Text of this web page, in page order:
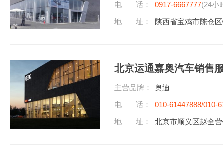
电 话：
0917-6667777(24小
地 址：
陕西省宝鸡市陈仓
北京运通嘉奥汽车销售
主营品牌：
奥迪
电 话：
010-61447888/010-
地 址：
北京市顺义区赵全